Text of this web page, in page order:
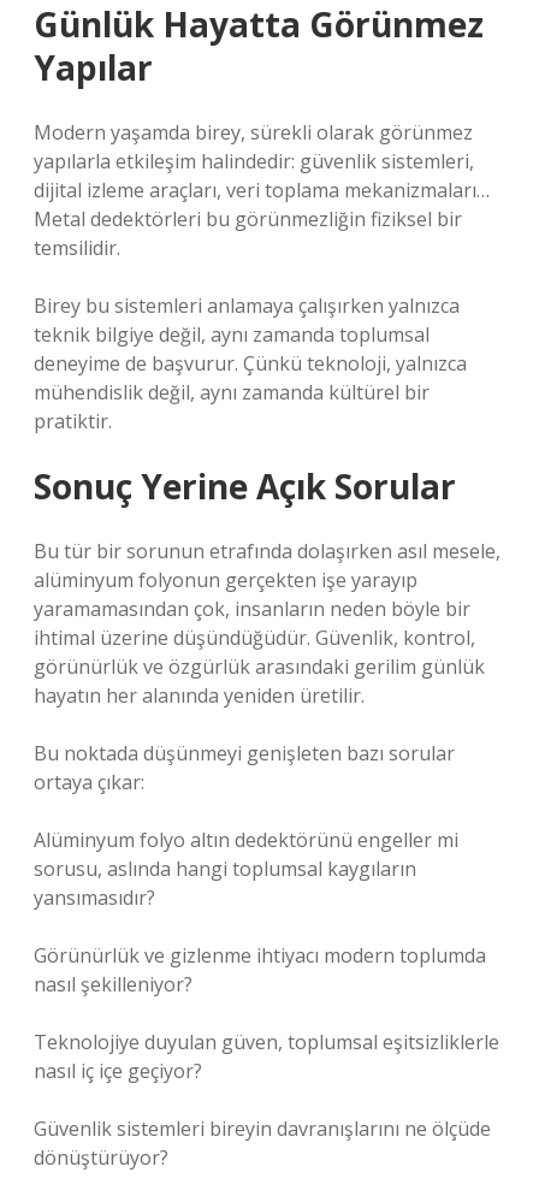
Günlük Hayatta Görünmez
Yapılar
Modern yaşamda birey, sürekli olarak görünmez
yapılarla etkileşim halindedir: güvenlik sistemleri,
dijital izleme araçları, veri toplama mekanizmaları…
Metal dedektörleri bu görünmezliğin fiziksel bir
temsilidir.
Birey bu sistemleri anlamaya çalışırken yalnızca
teknik bilgiye değil, aynı zamanda toplumsal
deneyime de başvurur. Çünkü teknoloji, yalnızca
mühendislik değil, aynı zamanda kültürel bir
pratiktir.
Sonuç Yerine Açık Sorular
Bu tür bir sorunun etrafında dolaşırken asıl mesele,
alüminyum folyonun gerçekten işe yarayıp
yaramamasından çok, insanların neden böyle bir
ihtimal üzerine düşündüğüdür. Güvenlik, kontrol,
görünürlük ve özgürlük arasındaki gerilim günlük
hayatın her alanında yeniden üretilir.
Bu noktada düşünmeyi genişleten bazı sorular
ortaya çıkar:
Alüminyum folyo altın dedektörünü engeller mi
sorusu, aslında hangi toplumsal kaygıların
yansımasıdır?
Görünürlük ve gizlenme ihtiyacı modern toplumda
nasıl şekilleniyor?
Teknolojiye duyulan güven, toplumsal eşitsizliklerle
nasıl iç içe geçiyor?
Güvenlik sistemleri bireyin davranışlarını ne ölçüde
dönüştürüyor?